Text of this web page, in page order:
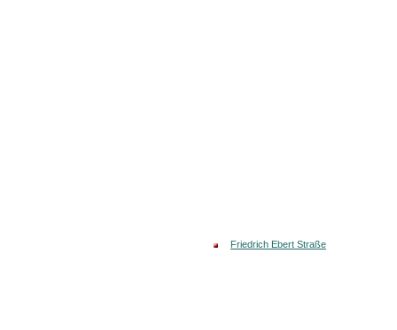
Friedrich Ebert Straße